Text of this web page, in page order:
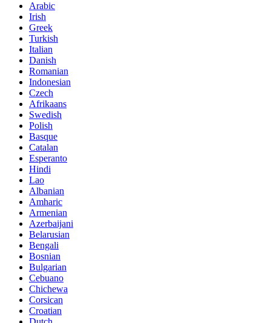
Arabic
Irish
Greek
Turkish
Italian
Danish
Romanian
Indonesian
Czech
Afrikaans
Swedish
Polish
Basque
Catalan
Esperanto
Hindi
Lao
Albanian
Amharic
Armenian
Azerbaijani
Belarusian
Bengali
Bosnian
Bulgarian
Cebuano
Chichewa
Corsican
Croatian